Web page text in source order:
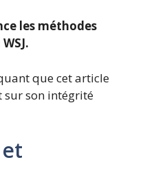
les méthodes
que cet article
sur son intégrité